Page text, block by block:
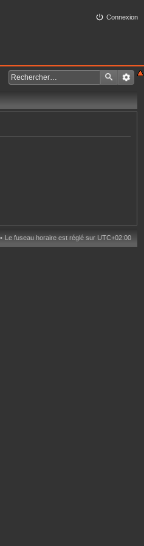
Connexion
Le fuseau horaire est réglé sur UTC+02:00